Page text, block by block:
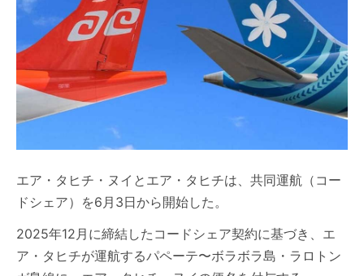
エア・タヒチ・ヌイとエア・タヒチは、共同運航（コー
ドシェア）を6月3日から開始した。
2025年12月に締結したコードシェア契約に基づき、エ
ア・タヒチが運航するパペーテ〜ボラボラ島・ラロトン